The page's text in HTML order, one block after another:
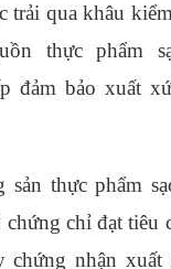
trải qua khâu
thực phẩm
đảm bảo xuất
sản thực phẩm
chứng chỉ đạt tiêu
chứng nhận xuất